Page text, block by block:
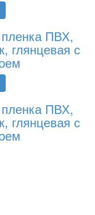
ПВХ,
глянцевая с
ПВХ,
глянцевая с